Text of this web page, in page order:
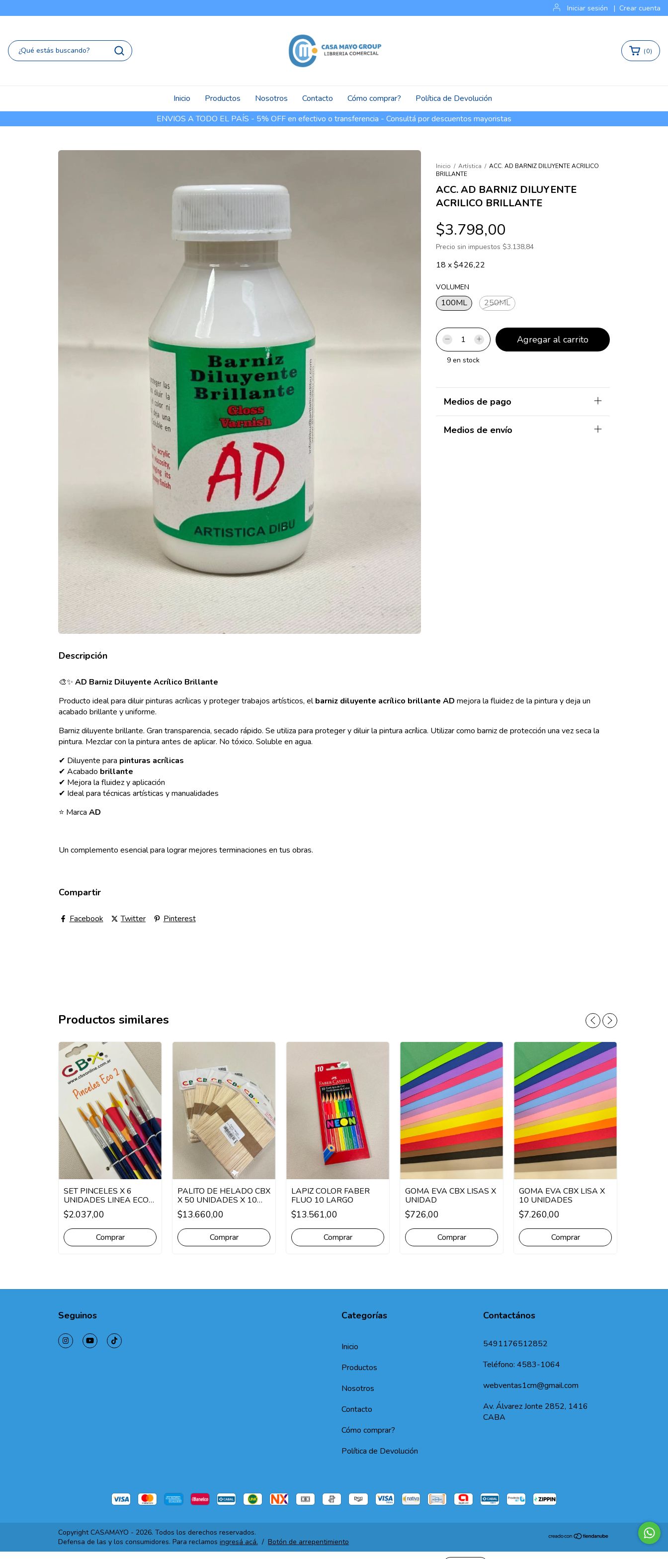
Iniciar sesión | Crear cuenta
ENVIOS A TODO EL PAÍS - 5% OFF en efectivo o transferencia - Consultá por descuentos mayoristas
(0)
Inicio Productos Nosotros Contacto Cómo comprar? Política de Devolución
Inicio / Artística / ACC. AD BARNIZ DILUYENTE ACRILICO
BRILLANTE
ACC. AD BARNIZ DILUYENTE
ACRILICO BRILLANTE
$3.798,00
Precio sin impuestos $3.138,84
18 x$426,22
VOLUMEN
100ML 250ML
9 en stock
Medios de pago
Medios de envío
Descripción
🎨✨ AD Barniz Diluyente Acrílico Brillante
Producto ideal para diluir pinturas acrílicas y proteger trabajos artísticos, elbarniz diluyente acrílico brillante AD mejora la fluidez de la pintura y deja un
acabado brillante y uniforme.
Barniz diluyente brillante. Gran transparencia, secado rápido. Se utiliza para proteger y diluir la pintura acrílica. Utilizar como barniz de protección una vez seca la
pintura. Mezclar con la pintura antes de aplicar. No tóxico. Soluble en agua.
✔ Diluyente para pinturas acrílicas
✔ Acabado brillante
✔ Mejora la fluidez y aplicación
✔ Ideal para técnicas artísticas y manualidades
⭐ Marca AD
Un complemento esencial para lograr mejores terminaciones en tus obras.
Compartir
Facebook Twitter Pinterest
Productos similares
SET PINCELES X 6
UNIDADES LINEA ECO
N°2 REDONDOS
$2.037,00
PALITO DE HELADO CBX
X 50 UNIDADES X 10
PACK
MADERA/COLORES
$13.660,00
Comprar
LAPIZ COLOR FABER
FLUO 10 LARGO
$13.561,00
GOMA EVA CBX LISAS X
UNIDAD
$726,00
Comprar
GOMA EVA CBX LISA X
10 UNIDADES
$7.260,00
Comprar
Seguinos Categorías
Inicio
Productos
Nosotros
Contacto
Cómo comprar?
Política de Devolución
Contactános
5491176512852
Teléfono: 4583-1064
webventas1cm@gmail.com
Av. Álvarez Jonte 2852, 1416
CABA
Copyright CASAMAYO - 2026. Todos los derechos reservados.
Defensa de las y los consumidores. Para reclamos ingresá acá. / Botón de arrepentimiento